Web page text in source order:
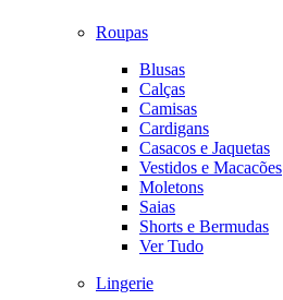
Roupas
Blusas
Calças
Camisas
Cardigans
Casacos e Jaquetas
Vestidos e Macacões
Moletons
Saias
Shorts e Bermudas
Ver Tudo
Lingerie